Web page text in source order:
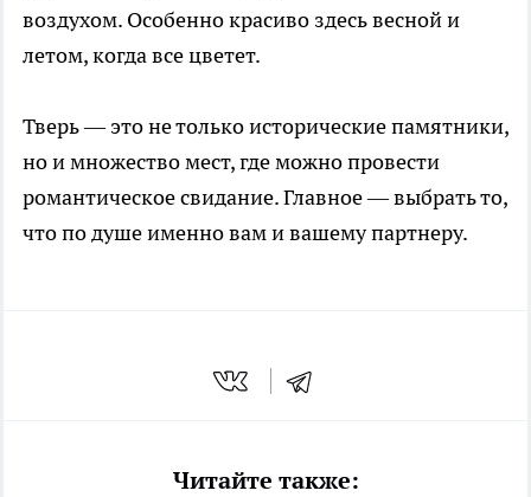
воздухом. Особенно красиво здесь весной и
летом, когда все цветет.
Тверь — это не только исторические памятники,
но и множество мест, где можно провести
романтическое свидание. Главное — выбрать то,
что по душе именно вам и вашему партнеру.
Читайте также: